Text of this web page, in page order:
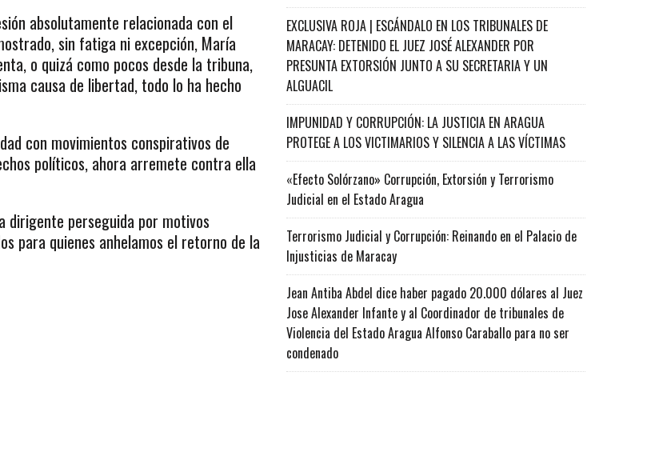
absolutamente relacionada con el
sin fatiga ni excepción, María
o quizá como pocos desde la tribuna,
causa de libertad, todo lo ha hecho
con movimientos conspirativos de
políticos, ahora arremete contra ella
dirigente perseguida por motivos
para quienes anhelamos el retorno de la
EXCLUSIVA ROJA | ESCÁNDALO EN LOS TRIBUNALES DE
MARACAY: DETENIDO EL JUEZ JOSÉ ALEXANDER POR
PRESUNTA EXTORSIÓN JUNTO A SU SECRETARIA Y UN
ALGUACIL
IMPUNIDAD Y CORRUPCIÓN: LA JUSTICIA EN ARAGUA
PROTEGE A LOS VICTIMARIOS Y SILENCIA A LAS VÍCTIMAS
«Efecto Solórzano» Corrupción, Extorsión y Terrorismo
Judicial en el Estado Aragua
Terrorismo Judicial y Corrupción: Reinando en el Palacio de
Injusticias de Maracay
Jean Antiba Abdel dice haber pagado 20.000 dólares al Juez
Jose Alexander Infante y al Coordinador de tribunales de
Violencia del Estado Aragua Alfonso Caraballo para no ser
condenado